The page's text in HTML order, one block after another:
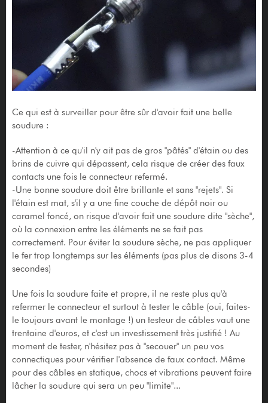
Ce qui est à surveiller pour être sûr d'avoir fait une belle
soudure :
-Attention à ce qu'il n'y ait pas de gros "pâtés" d'étain ou des
brins de cuivre qui dépassent, cela risque de créer des faux
contacts une fois le connecteur refermé.
-Une bonne soudure doit être brillante et sans "rejets". Si
l'étain est mat, s'il y a une fine couche de dépôt noir ou
caramel foncé, on risque d'avoir fait une soudure dite "sèche",
où la connexion entre les éléments ne se fait pas
correctement. Pour éviter la soudure sèche, ne pas appliquer
le fer trop longtemps sur les éléments (pas plus de disons 3-4
secondes)
Une fois la soudure faite et propre, il ne reste plus qu'à
refermer le connecteur et surtout à tester le câble (oui, faites-
le toujours avant le montage !) un testeur de câbles vaut une
trentaine d'euros, et c'est un investissement très justifié ! Au
moment de tester, n'hésitez pas à "secouer" un peu vos
connectiques pour vérifier l'absence de faux contact. Même
pour des câbles en statique, chocs et vibrations peuvent faire
lâcher la soudure qui sera un peu "limite"...